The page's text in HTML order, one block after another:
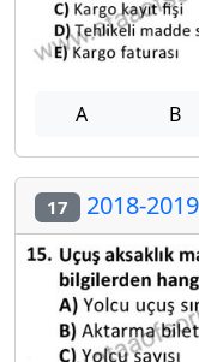
A B
17 2018-